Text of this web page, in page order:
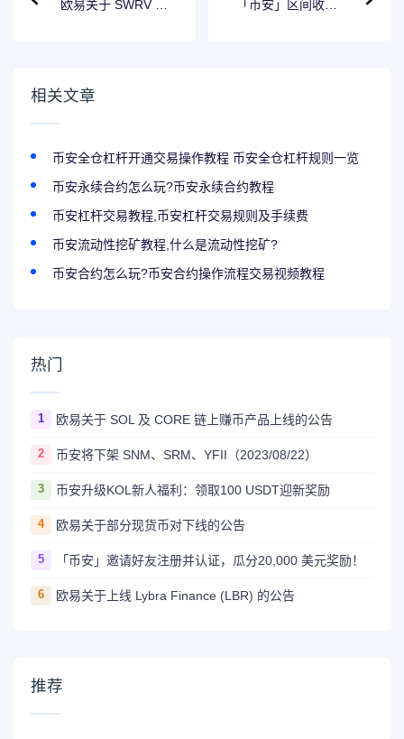
欧易关于 SWRV 现
「币安」区间收益
相关文章
币安全仓杠杆开通交易操作教程 币安全仓杠杆规则一览
币安永续合约怎么玩?币安永续合约教程
币安杠杆交易教程,币安杠杆交易规则及手续费
币安流动性挖矿教程,什么是流动性挖矿?
币安合约怎么玩?币安合约操作流程交易视频教程
热门
1 欧易关于 SOL 及 CORE 链上赚币产品上线的公告
2 币安将下架 SNM、SRM、YFII（2023/08/22）
3 币安升级KOL新人福利：领取100 USDT迎新奖励
4 欧易关于部分现货币对下线的公告
5 「币安」邀请好友注册并认证，瓜分20,000 美元奖励！
6 欧易关于上线 Lybra Finance (LBR) 的公告
推荐